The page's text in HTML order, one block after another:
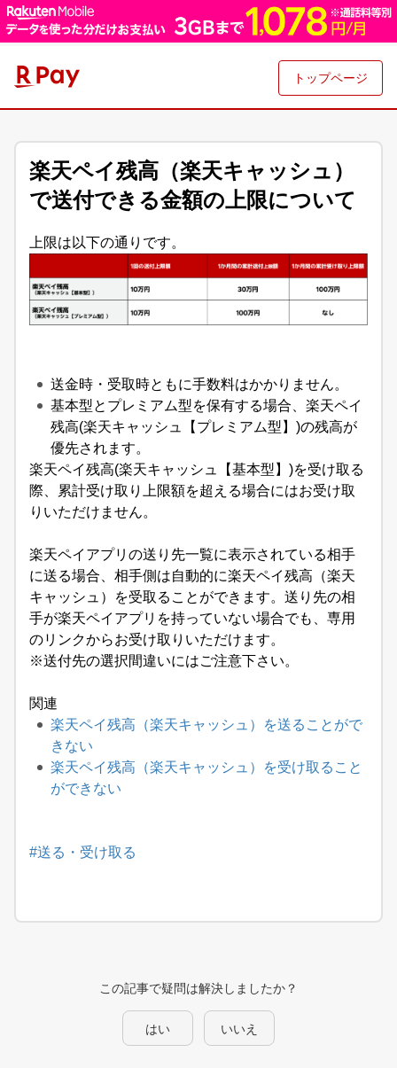
トップページ
楽天ペイ残高（楽天キャッシュ）
で送付できる金額の上限について
上限は以下の通りです。
送金時・受取時ともに手数料はかかりません。
基本型とプレミアム型を保有する場合、楽天ペイ
残高(楽天キャッシュ【プレミアム型】)の残高が
優先されます。
楽天ペイ残高(楽天キャッシュ【基本型】)を受け取る
際、累計受け取り上限額を超える場合にはお受け取
りいただけません。
楽天ペイアプリの送り先一覧に表示されている相手
に送る場合、相手側は自動的に楽天ペイ残高（楽天
キャッシュ）を受取ることができます。送り先の相
手が楽天ペイアプリを持っていない場合でも、専用
のリンクからお受け取りいただけます。
※送付先の選択間違いにはご注意下さい。
関連
楽天ペイ残高（楽天キャッシュ）を送ることがで
きない
楽天ペイ残高（楽天キャッシュ）を受け取ること
ができない
#送る・受け取る
この記事で疑問は解決しましたか？
はい いいえ